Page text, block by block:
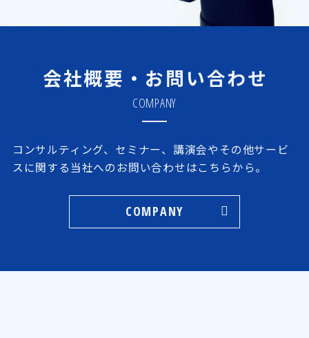
会社概要・お問い合わせ
COMPANY
コンサルティング、セミナー、講演会やその他サービ
スに関する当社へのお問い合わせはこちらから。
COMPANY